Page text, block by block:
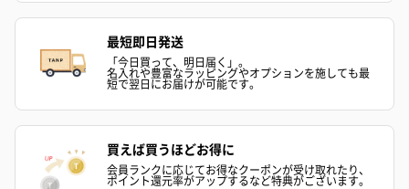
最短即日発送
「今日買って、明日届く」。
名入れや豊富なラッピングやオプションを施しても最
短で翌日にお届けが可能です。
買えば買うほどお得に
会員ランクに応じてお得なクーポンが受け取れたり、
ポイント還元率がアップするなど特典がございます。